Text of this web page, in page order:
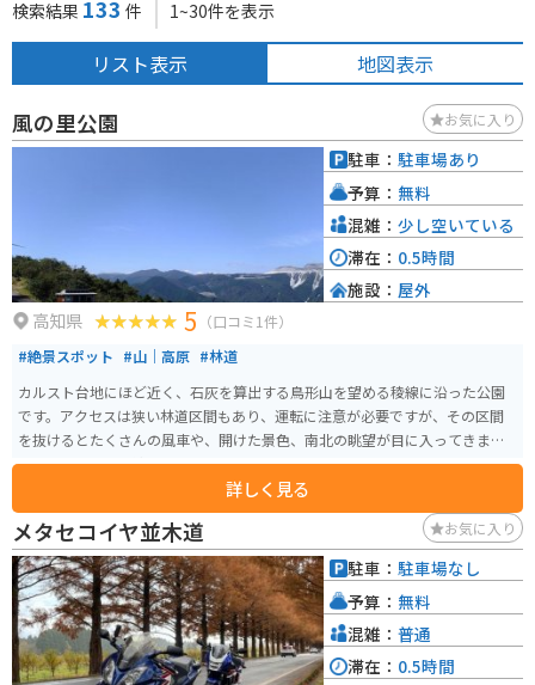
検索結果 133 件 1~30件を表示
リスト表示 地図表示
風の里公園 お気に入り
高知県 5 （口コミ1件）
#絶景スポット #山｜高原 #林道
カルスト台地にほど近く、石灰を算出する鳥形山を望める稜線に沿った公園
です。アクセスは狭い林道区間もあり、運転に注意が必要ですが、その区間
を抜けるとたくさんの風車や、開けた景色、南北の眺望が目に入ってきま
す。トイレのある綺麗なエリアもあります。
詳しく見る
駐車： 駐車場あり
予算： 無料
混雑： 少し空いている
滞在： 0.5時間
施設： 屋外
メタセコイヤ並木道 お気に入り
駐車： 駐車場なし
予算： 無料
混雑： 普通
滞在： 0.5時間